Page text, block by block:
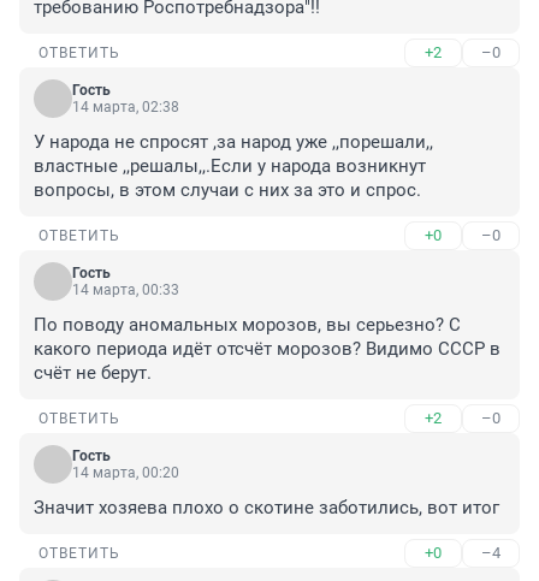
требованию Роспотребнадзора"!!
ОТВЕТИТЬ +2 –0
Гость
14 марта, 02:38
У народа не спросят ,за народ уже ,,порешали,,
властные ,,решалы,,.Если у народа возникнут
вопросы, в этом случаи с них за это и спрос.
ОТВЕТИТЬ +0 –0
Гость
14 марта, 00:33
По поводу аномальных морозов, вы серьезно? С
какого периода идёт отсчёт морозов? Видимо СССР в
счёт не берут.
ОТВЕТИТЬ +2 –0
Гость
14 марта, 00:20
Значит хозяева плохо о скотине заботились, вот итог
ОТВЕТИТЬ +0 –4